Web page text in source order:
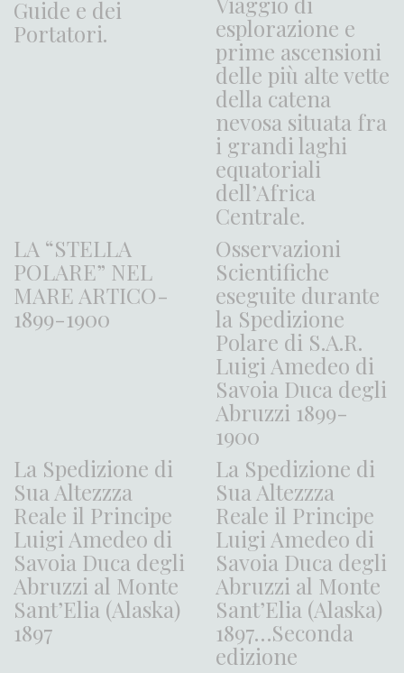
Guide e dei
Portatori.
esplorazione e
prime ascensioni
delle più alte vette
della catena
nevosa situata fra
i grandi laghi
equatoriali
dell’Africa
Centrale.
LA “STELLA
POLARE” NEL
MARE ARTICO-
1899-1900
Osservazioni
Scientifiche
eseguite durante
la Spedizione
Polare di S.A.R.
Luigi Amedeo di
Savoia Duca degli
Abruzzi 1899-
1900
La Spedizione di
Sua Altezzza
Reale il Principe
Luigi Amedeo di
Savoia Duca degli
Abruzzi al Monte
Sant’Elia (Alaska)
1897
La Spedizione di
Sua Altezzza
Reale il Principe
Luigi Amedeo di
Savoia Duca degli
Abruzzi al Monte
Sant’Elia (Alaska)
1897…Seconda
edizione